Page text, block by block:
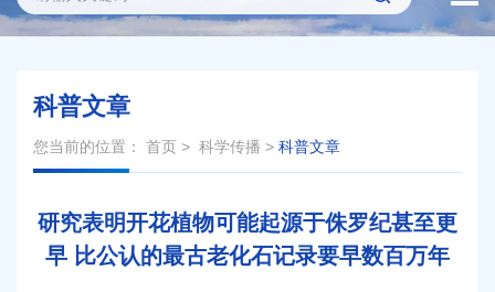
科普文章
您当前的位置： 首页 > 科学传播 > 科普文章
研究表明开花植物可能起源于侏罗纪甚至更
早 比公认的最古老化石记录要早数百万年